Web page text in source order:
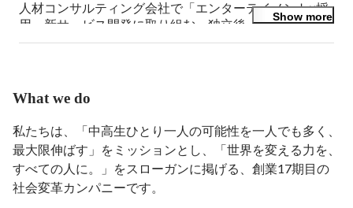
人材コンサルティング会社で「エンターテイメント×採
用」新サービス開発に取り組む。独立後、株式会社
SCRAPで『リアル脱出ゲーム』のコンテンツディレク
般財団法人生涯学習開発財団認定ワークショップデザイ
ナー。
Show more
What we do
私たちは、「中高生ひとり一人の可能性を一人でも多く、
最大限伸ばす」をミッションとし、「世界を変える力を、
すべての人に。」をスローガンに掲げる、創業17期目の
社会変革カンパニーです。